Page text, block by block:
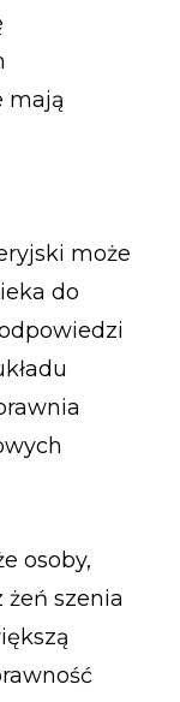
mają
może
do
osoby,
szenia